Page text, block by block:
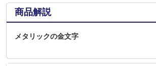
商品解説
メタリックの金文字